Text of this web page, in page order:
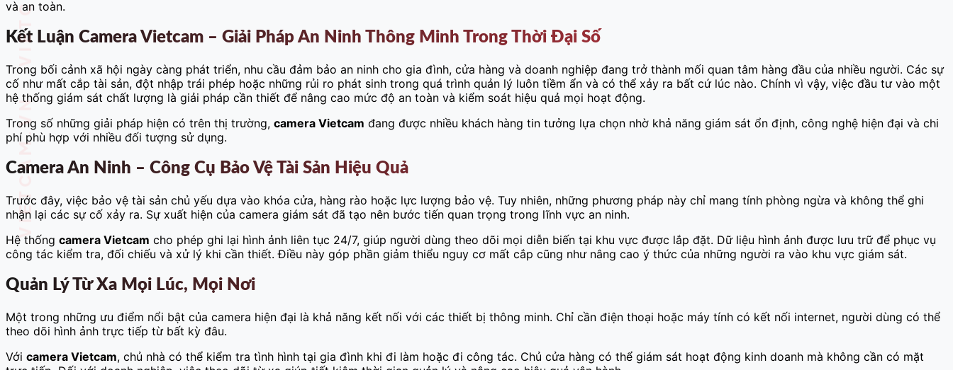
và an toàn.
Kết Luận Camera Vietcam – Giải Pháp An Ninh Thông Minh Trong Thời Đại Số
Trong bối cảnh xã hội ngày càng phát triển, nhu cầu đảm bảo an ninh cho gia đình, cửa hàng và doanh nghiệp đang trở thành mối quan tâm hàng đầu của nhiều người. Các sự
cố như mất cắp tài sản, đột nhập trái phép hoặc những rủi ro phát sinh trong quá trình quản lý luôn tiềm ẩn và có thể xảy ra bất cứ lúc nào. Chính vì vậy, việc đầu tư vào một
hệ thống giám sát chất lượng là giải pháp cần thiết để nâng cao mức độ an toàn và kiểm soát hiệu quả mọi hoạt động.
Trong số những giải pháp hiện có trên thị trường, camera Vietcam đang được nhiều khách hàng tin tưởng lựa chọn nhờ khả năng giám sát ổn định, công nghệ hiện đại và chi
phí phù hợp với nhiều đối tượng sử dụng.
Camera An Ninh – Công Cụ Bảo Vệ Tài Sản Hiệu Quả
Trước đây, việc bảo vệ tài sản chủ yếu dựa vào khóa cửa, hàng rào hoặc lực lượng bảo vệ. Tuy nhiên, những phương pháp này chỉ mang tính phòng ngừa và không thể ghi
nhận lại các sự cố xảy ra. Sự xuất hiện của camera giám sát đã tạo nên bước tiến quan trọng trong lĩnh vực an ninh.
Hệ thống camera Vietcam cho phép ghi lại hình ảnh liên tục 24/7, giúp người dùng theo dõi mọi diễn biến tại khu vực được lắp đặt. Dữ liệu hình ảnh được lưu trữ để phục vụ
công tác kiểm tra, đối chiếu và xử lý khi cần thiết. Điều này góp phần giảm thiểu nguy cơ mất cắp cũng như nâng cao ý thức của những người ra vào khu vực giám sát.
Quản Lý Từ Xa Mọi Lúc, Mọi Nơi
Một trong những ưu điểm nổi bật của camera hiện đại là khả năng kết nối với các thiết bị thông minh. Chỉ cần điện thoại hoặc máy tính có kết nối internet, người dùng có thể
theo dõi hình ảnh trực tiếp từ bất kỳ đâu.
Với camera Vietcam, chủ nhà có thể kiểm tra tình hình tại gia đình khi đi làm hoặc đi công tác. Chủ cửa hàng có thể giám sát hoạt động kinh doanh mà không cần có mặt